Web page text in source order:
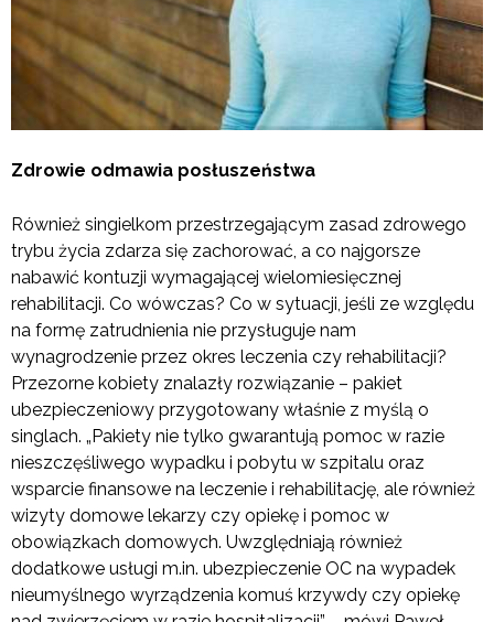
Zdrowie odmawia posłuszeństwa
Również singielkom przestrzegającym zasad zdrowego
trybu życia zdarza się zachorować, a co najgorsze
nabawić kontuzji wymagającej wielomiesięcznej
rehabilitacji. Co wówczas? Co w sytuacji, jeśli ze względu
na formę zatrudnienia nie przysługuje nam
wynagrodzenie przez okres leczenia czy rehabilitacji?
Przezorne kobiety znalazły rozwiązanie – pakiet
ubezpieczeniowy przygotowany właśnie z myślą o
singlach. „Pakiety nie tylko gwarantują pomoc w razie
nieszczęśliwego wypadku i pobytu w szpitalu oraz
wsparcie finansowe na leczenie i rehabilitację, ale również
wizyty domowe lekarzy czy opiekę i pomoc w
obowiązkach domowych. Uwzględniają również
dodatkowe usługi m.in. ubezpieczenie OC na wypadek
nieumyślnego wyrządzenia komuś krzywdy czy opiekę